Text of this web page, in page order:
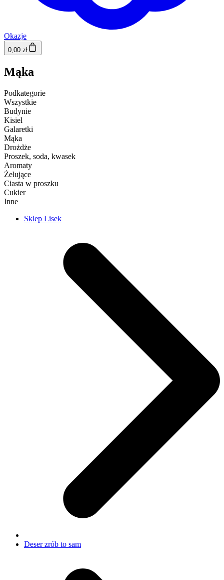
Okazje
0,00 zł
Mąka
Podkategorie
Wszystkie
Budynie
Kisiel
Galaretki
Mąka
Drożdże
Proszek, soda, kwasek
Aromaty
Żelujące
Ciasta w proszku
Cukier
Inne
Sklep Lisek
Deser zrób to sam